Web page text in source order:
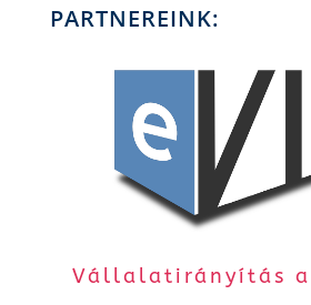
PARTNEREINK:
Vállalatirányítás